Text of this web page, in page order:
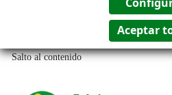
Salto al contenido